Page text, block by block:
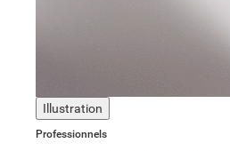
Illustration
Professionnels